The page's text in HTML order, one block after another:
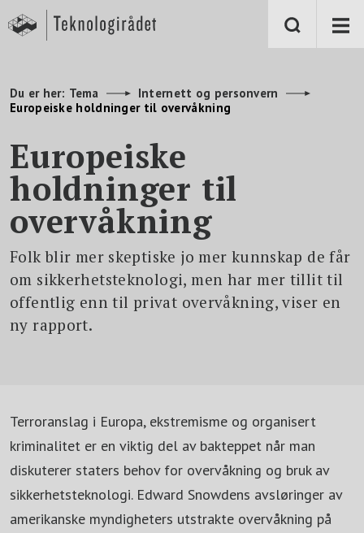
Du er her: Tema
Internett og personvern
Europeiske holdninger til overvåkning
Europeiske
holdninger til
overvåkning
Folk blir mer skeptiske jo mer kunnskap de får
om sikkerhetsteknologi, men har mer tillit til
offentlig enn til privat overvåkning, viser en
ny rapport.
Terroranslag i Europa, ekstremisme og organisert
kriminalitet er en viktig del av bakteppet når man
diskuterer staters behov for overvåkning og bruk av
sikkerhetsteknologi. Edward Snowdens avsløringer av
amerikanske myndigheters utstrakte overvåkning på